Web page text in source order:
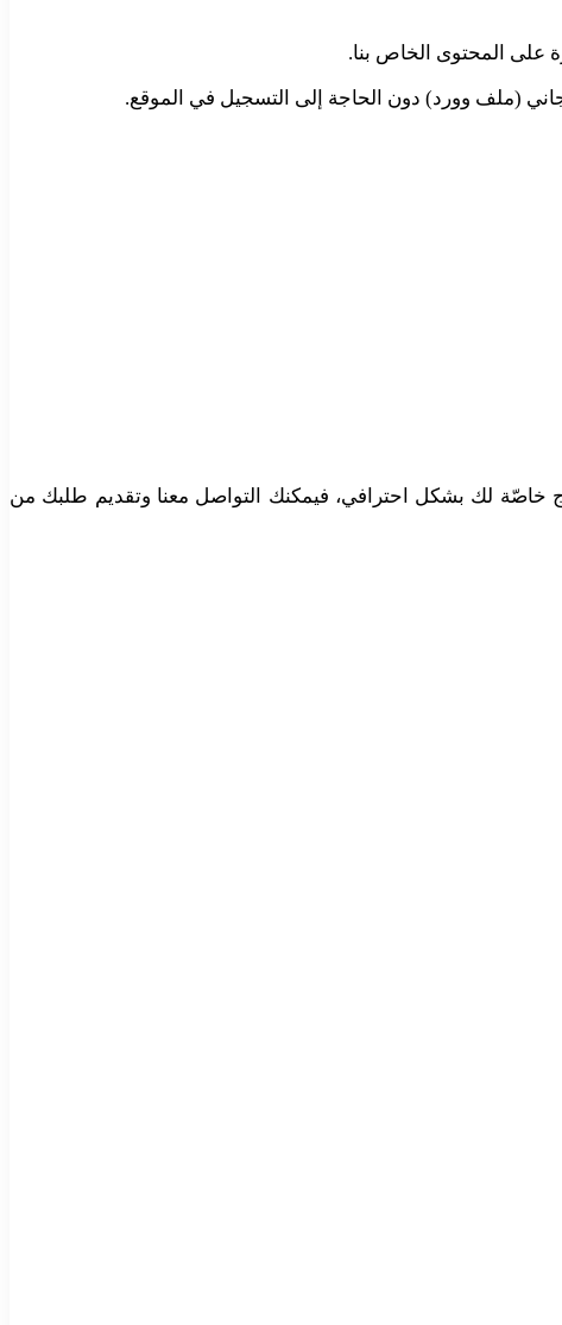
على المحتوى الخاص بنا.
(ملف وورد) دون الحاجة إلى التسجيل في الموقع.
خاصّة لك بشكل احترافي، فيمكنك التواصل معنا وتقديم طلبك من